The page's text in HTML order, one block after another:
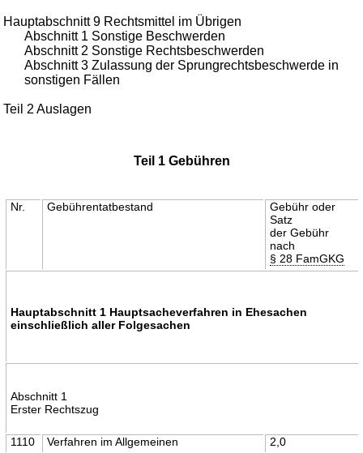
Hauptabschnitt 9 Rechtsmittel im Übrigen
Abschnitt 1 Sonstige Beschwerden
Abschnitt 2 Sonstige Rechtsbeschwerden
Abschnitt 3 Zulassung der Sprungrechtsbeschwerde in
sonstigen Fällen
Teil 2 Auslagen
Teil 1 Gebühren
Nr. Gebührentatbestand
Gebühr oder
Satz
der Gebühr
nach
§ 28 FamGKG
Hauptabschnitt 1 Hauptsacheverfahren in Ehesachen
einschließlich aller Folgesachen
Abschnitt 1
Erster Rechtszug
1110 Verfahren im Allgemeinen
2,0